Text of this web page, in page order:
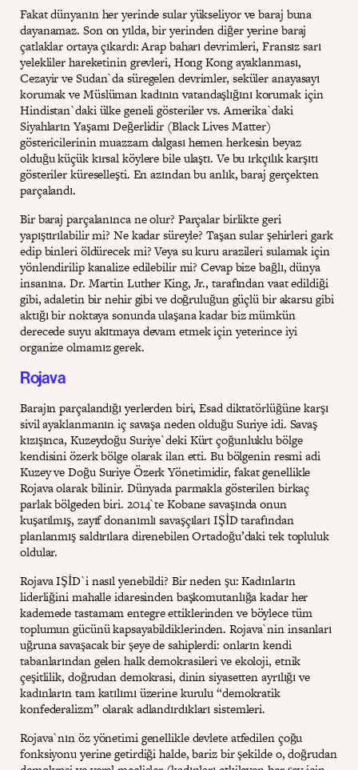
Fakat dünyanın her yerinde sular yükseliyor ve baraj buna
dayanamaz. Son on yılda, bir yerinden diğer yerine baraj
çatlaklar ortaya çıkardı: Arap baharı devrimleri, Fransız sarı
yelekliler hareketinin grevleri, Hong Kong ayaklanması,
Cezayir ve Sudan`da süregelen devrimler, seküler anayasayı
korumak ve Müslüman kadının vatandaşlığını korumak için
Hindistan`daki ülke geneli gösteriler vs. Amerika`daki
Siyahların Yaşamı Değerlidir (Black Lives Matter)
göstericilerinin muazzam dalgası hemen herkesin beyaz
olduğu küçük kırsal köylere bile ulaştı. Ve bu ırkçılık karşıtı
gösteriler küreselleşti. En azından bu anlık, baraj gerçekten
parçalandı.
Bir baraj parçalanınca ne olur? Parçalar birlikte geri
yapıştırılabilir mi? Ne kadar süreyle? Taşan sular şehirleri gark
edip binleri öldürecek mi? Veya su kuru arazileri sulamak için
yönlendirilip kanalize edilebilir mi? Cevap bize bağlı, dünya
insanına. Dr. Martin Luther King, Jr., tarafından vaat edildiği
gibi, adaletin bir nehir gibi ve doğruluğun güçlü bir akarsu gibi
aktığı bir noktaya sonunda ulaşana kadar biz mümkün
derecede suyu akıtmaya devam etmek için yeterince iyi
organize olmamız gerek.
Rojava
Barajın parçalandığı yerlerden biri, Esad diktatörlüğüne karşı
sivil ayaklanmanın iç savaşa neden olduğu Suriye idi. Savaş
kızışınca, Kuzeydoğu Suriye`deki Kürt çoğunluklu bölge
kendisini özerk bölge olarak ilan etti. Bu bölgenin resmi adi
Kuzey ve Doğu Suriye Özerk Yönetimidir, fakat genellikle
Rojava olarak bilinir. Dünyada parmakla gösterilen birkaç
parlak bölgeden biri. 2014`te Kobane savaşında onun
kuşatılmış, zayıf donanımlı savaşçıları IŞİD tarafından
planlanmış saldırılara direnebilen Ortadoğu’daki tek topluluk
oldular.
Rojava IŞİD`i nasıl yenebildi? Bir neden şu: Kadınların
liderliğini mahalle idaresinden başkomutanlığa kadar her
kademede tastamam entegre ettiklerinden ve böylece tüm
toplumun gücünü kapsayabildiklerinden. Rojava`nin insanları
uğruna savaşacak bir şeye de sahiplerdi: onların kendi
tabanlarından gelen halk demokrasileri ve ekoloji, etnik
çeşitlilik, doğrudan demokrasi, dinin siyasetten ayrılığı ve
kadınların tam katılımı üzerine kurulu “demokratik
konfederalizm” olarak adlandırdıkları sistemleri.
Rojava`nın öz yönetimi genellikle devlete atfedilen çoğu
fonksiyonu yerine getirdiği halde, bariz bir şekilde o, doğrudan